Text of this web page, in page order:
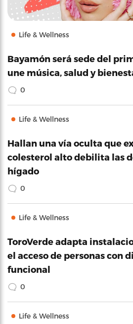
Life & Wellness
Bayamón será sede del
une música, salud y
0
Life & Wellness
Hallan una vía oculta que
colesterol alto debilita las
hígado
0
Life & Wellness
ToroVerde adapta
el acceso de personas con
funcional
0
Life & Wellness